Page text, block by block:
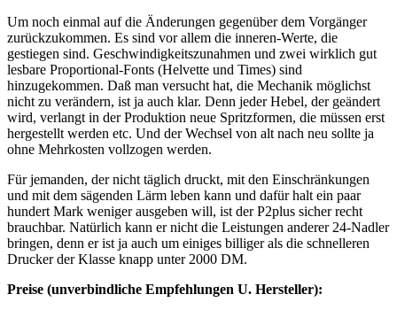
Um noch einmal auf die Änderungen gegenüber dem Vorgänger
zurückzukommen. Es sind vor allem die inneren-Werte, die
gestiegen sind. Geschwindigkeitszunahmen und zwei wirklich gut
lesbare Proportional-Fonts (Helvette und Times) sind
hinzugekommen. Daß man versucht hat, die Mechanik möglichst
nicht zu verändern, ist ja auch klar. Denn jeder Hebel, der geändert
wird, verlangt in der Produktion neue Spritzformen, die müssen erst
hergestellt werden etc. Und der Wechsel von alt nach neu sollte ja
ohne Mehrkosten vollzogen werden.
Für jemanden, der nicht täglich druckt, mit den Einschränkungen
und mit dem sägenden Lärm leben kann und dafür halt ein paar
hundert Mark weniger ausgeben will, ist der P2plus sicher recht
brauchbar. Natürlich kann er nicht die Leistungen anderer 24-Nadler
bringen, denn er ist ja auch um einiges billiger als die schnelleren
Drucker der Klasse knapp unter 2000 DM.
Preise (unverbindliche Empfehlungen U. Hersteller):